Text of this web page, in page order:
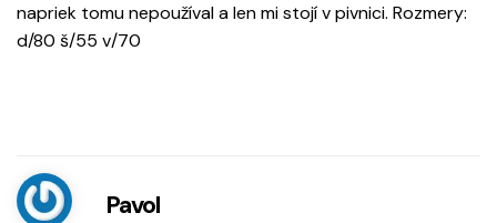
napriek tomu nepoužíval a len mi stojí v pivnici. Rozmery:
d/80 š/55 v/70
Pavol